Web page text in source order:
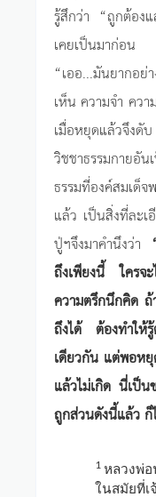
รู้สึกว่า “ถูกต้อง
เคยเป็นมาก่อ
“เออ...มันยากอ
เห็น ความจำ คว
เมื่อหยุดแล้วจึง
วิชชาธรรมกายอั
ธรรมที่องค์สมเด็จ
แล้ว เป็นสิ่งที่ละเ
ปู่ฯจึงมาคำนึงว่า
ถึงเพียงนี้ ใครจ
ความตรึกนึกคิด ถ้
ถึงได้ ต้องทำใ
เดียวกัน แต่พอห
แล้วไม่เกิด นี่เป็
ถูกส่วนดังนี้แล้ว ก็
1 หลวงพ่อ
ในสมัยที่เ